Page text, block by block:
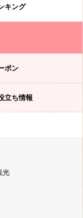
キング
ポン
立ち情報
光